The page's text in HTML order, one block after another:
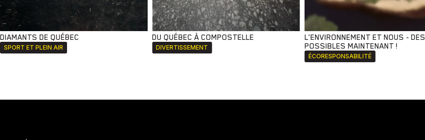
DIAMANTS DE QUÉBEC
SPORT ET PLEIN AIR
DU QUÉBEC À COMPOSTELLE
DIVERTISSEMENT
L'ENVIRONNEMENT ET NOUS - DES
POSSIBLES MAINTENANT !
ÉCORESPONSABILITÉ